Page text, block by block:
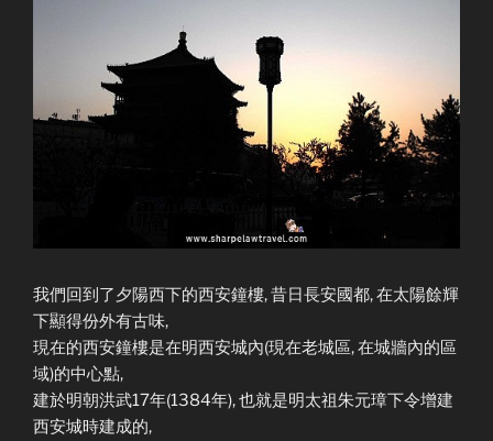
我們回到了夕陽西下的西安鐘樓, 昔日長安國都, 在太陽餘輝
下顯得份外有古味,
現在的西安鐘樓是在明西安城內(現在老城區, 在城牆內的區
域)的中心點,
建於明朝洪武17年(1384年), 也就是明太祖朱元璋下令增建
西安城時建成的,